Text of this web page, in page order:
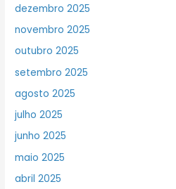
dezembro 2025
novembro 2025
outubro 2025
setembro 2025
agosto 2025
julho 2025
junho 2025
maio 2025
abril 2025